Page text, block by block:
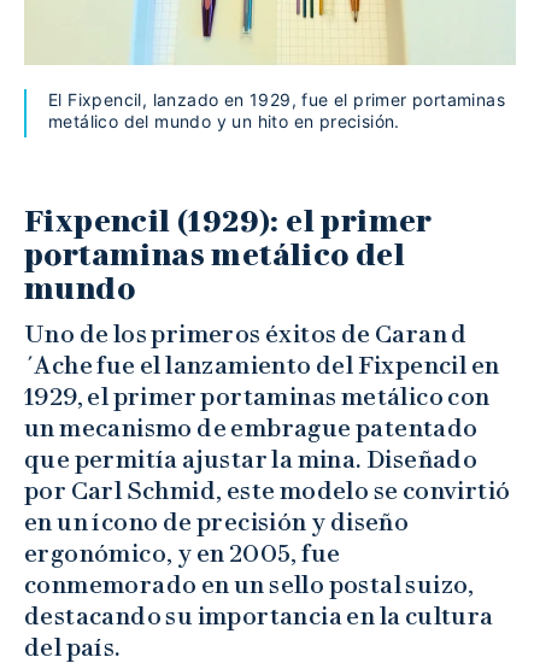
El Fixpencil, lanzado en 1929, fue el primer portaminas
metálico del mundo y un hito en precisión.
Fixpencil (1929): el primer
portaminas metálico del
mundo
Uno de los primeros éxitos de Caran d
´Ache fue el lanzamiento del Fixpencil en
1929, el primer portaminas metálico con
un mecanismo de embrague patentado
que permitía ajustar la mina. Diseñado
por Carl Schmid, este modelo se convirtió
en un ícono de precisión y diseño
ergonómico, y en 2005, fue
conmemorado en un sello postal suizo,
destacando su importancia en la cultura
del país.